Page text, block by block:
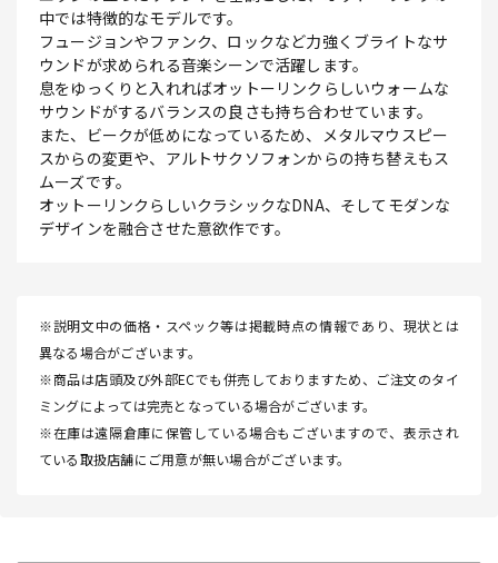
中では特徴的なモデルです。
フュージョンやファンク、ロックなど力強くブライトなサ
ウンドが求められる音楽シーンで活躍します。
息をゆっくりと入れればオットーリンクらしいウォームな
サウンドがするバランスの良さも持ち合わせています。
また、ビークが低めになっているため、メタルマウスピー
スからの変更や、アルトサクソフォンからの持ち替えもス
ムーズです。
オットーリンクらしいクラシックなDNA、そしてモダンな
デザインを融合させた意欲作です。
※説明文中の価格・スペック等は掲載時点の情報であり、現状とは
異なる場合がございます。
※商品は店頭及び外部ECでも併売しておりますため、ご注文のタイ
ミングによっては完売となっている場合がございます。
※在庫は遠隔倉庫に保管している場合もございますので、表示され
ている取扱店舗にご用意が無い場合がございます。